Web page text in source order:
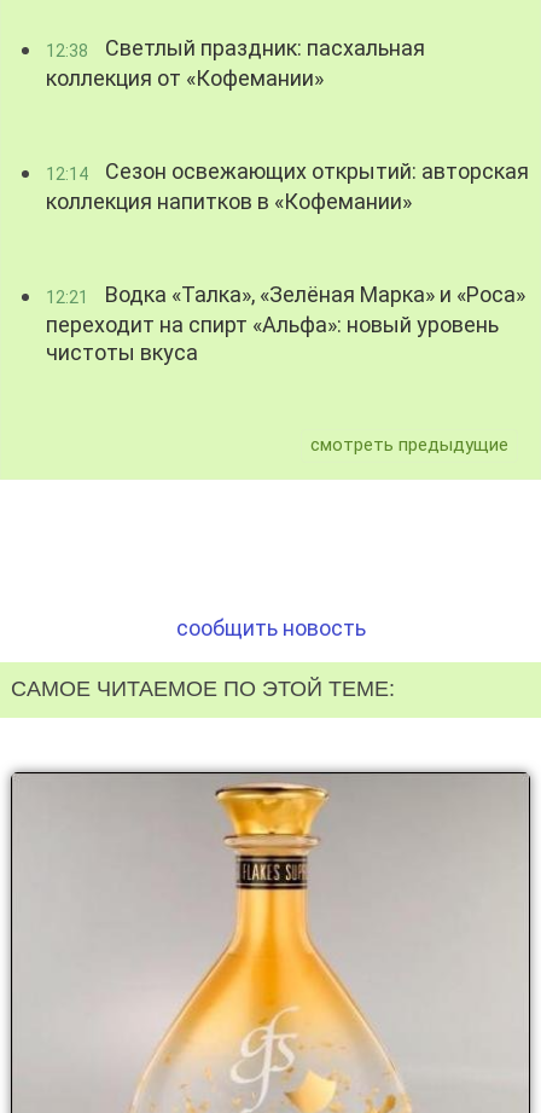
12:38
Светлый праздник: пасхальная
коллекция от «Кофемании»
12:14
Сезон освежающих открытий: авторская
коллекция напитков в «Кофемании»
12:21
Водка «Талка», «Зелёная Марка» и «Роса»
переходит на спирт «Альфа»: новый уровень
чистоты вкуса
смотреть предыдущие
сообщить новость
САМОЕ ЧИТАЕМОЕ ПО ЭТОЙ ТЕМЕ: